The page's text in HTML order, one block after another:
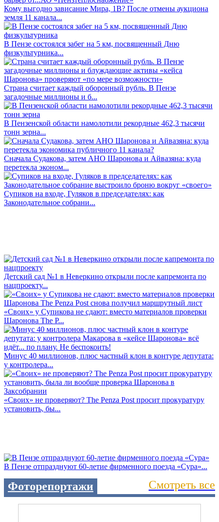
Кому выгодно зависание Мира, 1В? После отмены аукциона
земля 11 канала...
В Пензе состоялся забег на 5 км, посвященный Дню
физкультурника...
Страна считает каждый оборонный рубль. В Пензе
загадочные миллионы и б...
В Пензенской области намолотили рекордные 462,3 тысячи
тонн зерна...
Сначала Судакова, затем АНО Шаронова и Айвазяна: куда
перетекла эконом...
Супиков на входе, Гуляков в председателях: как
Законодательное собрани...
Детский сад №1 в Неверкино открыли после капремонта по
нацпроекту...
«Своих» у Супикова не сдают: вместо материалов проверки
Шаронова The P...
Минус 40 миллионов, плюс частный клон в контуре депутата:
у контролера...
«Своих» не проверяют? The Penza Post просит прокуратуру
установить, бы...
В Пензе отпразднуют 60-летие фирменного поезда «Сура»...
Фоторепортажи Смотреть все